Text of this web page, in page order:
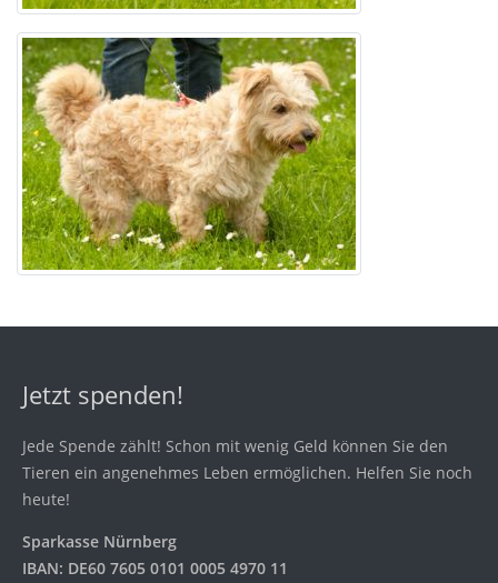
Jetzt spenden!
Jede Spende zählt! Schon mit wenig Geld können Sie den
Tieren ein angenehmes Leben ermöglichen. Helfen Sie noch
heute!
Sparkasse Nürnberg
IBAN: DE60 7605 0101 0005 4970 11